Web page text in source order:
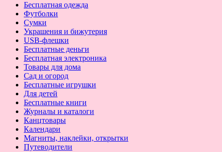
Бесплатная одежда
Футболки
Сумки
Украшения и бижутерия
USB-флешки
Бесплатные деньги
Бесплатная электроника
Товары для дома
Сад и огород
Бесплатные игрушки
Для детей
Бесплатные книги
Журналы и каталоги
Канцтовары
Календари
Магниты, наклейки, открытки
Путеводители